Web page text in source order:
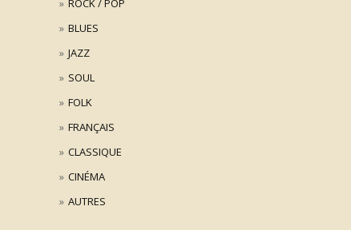
ROCK / POP
BLUES
JAZZ
SOUL
FOLK
FRANÇAIS
CLASSIQUE
CINÉMA
AUTRES